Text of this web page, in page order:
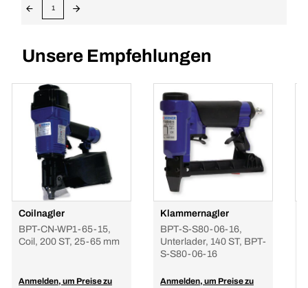
1
Unsere Empfehlungen
Coilnagler
BPT-CN-WP1-65-15,
Coil, 200 ST, 25-65 mm
Anmelden, um Preise zu
Klammernagler
BPT-S-S80-06-16,
Unterlader, 140 ST, BPT-
S-S80-06-16
Anmelden, um Preise zu